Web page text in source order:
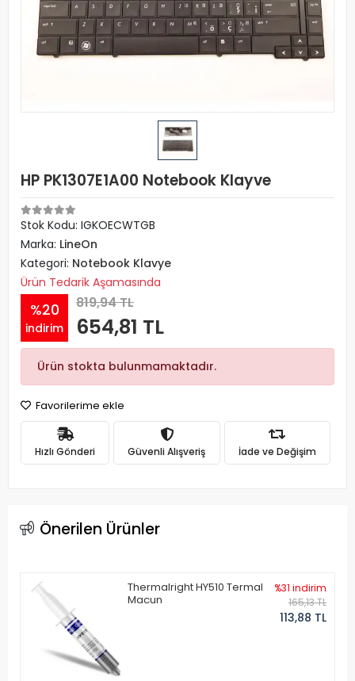
HP PK1307E1A00 Notebook Klayve
Stok Kodu: IGKOECWTGB
Marka: LineOn
Kategori: Notebook Klavye
Ürün Tedarik Aşamasında
%20
indirim
819,94 TL
654,81 TL
Ürün stokta bulunmamaktadır.
Favorilerime ekle
Hızlı Gönderi Güvenli Alışveriş İade ve Değişim
Önerilen Ürünler
Thermalright HY510 Termal
Macun
%31 indirim
165,13 TL
113,88 TL